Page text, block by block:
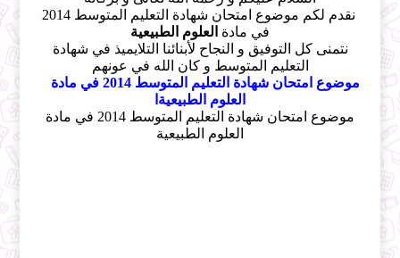
نقدم لكم موضوع امتحان شهادة التعليم المتوسط 2014
في مادة العلوم الطبيعية
نتمنى كل التوفيق و النجاح لأبنائنا التلايميذ في شهادة
التعليم المتوسط و كان الله في عونهم
موضوع امتحان شهادة التعليم المتوسط 2014 في مادة
العلوم الطبيعيةا
موضوع امتحان شهادة التعليم المتوسط 2014 في مادة
العلوم الطبيعية